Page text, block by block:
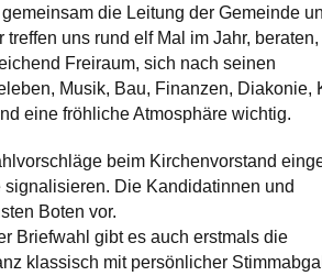
die Leitung der Gemeinde
uns rund elf Mal im Jahr, beraten,
Freiraum, sich nach seinen
Musik, Bau, Finanzen, Diakonie,
eine fröhliche Atmosphäre wichtig.
beim Kirchenvorstand
Die Kandidatinnen und
Boten vor.
Briefwahl gibt es auch erstmals die
klassisch mit persönlicher